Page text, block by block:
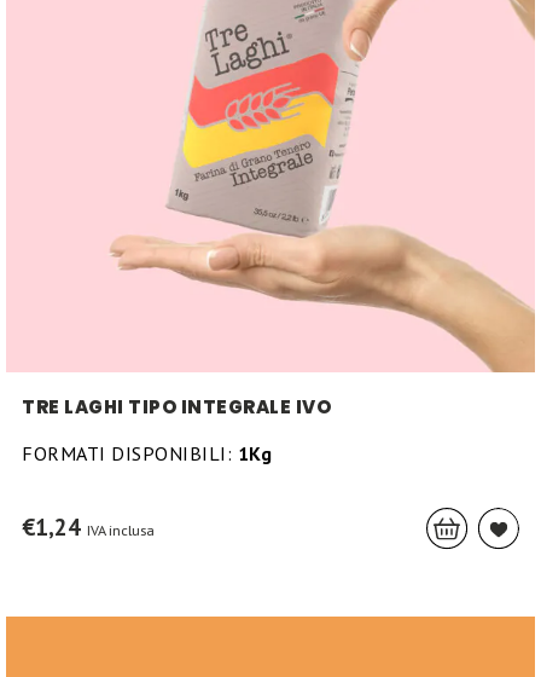
TRE LAGHI TIPO INTEGRALE IVO
FORMATI DISPONIBILI: 1Kg
€1,24 IVA inclusa